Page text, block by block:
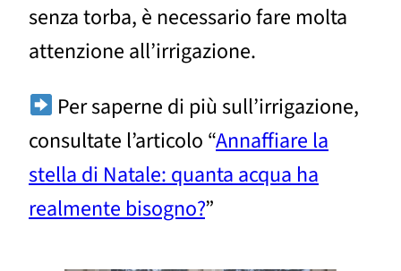
senza torba, è necessario fare molta
attenzione all’irrigazione.
Per saperne di più sull’irrigazione,
consultate l’articolo “Annaffiare la
stella di Natale: quanta acqua ha
realmente bisogno?”